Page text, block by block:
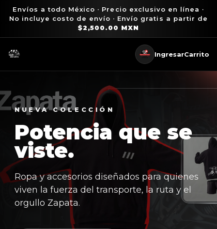
Envíos a todo México · Precio exclusivo en línea ·
No incluye costo de envío · Envío gratis a partir de
$2,500.00 MXN
IngresarCarrito
NUEVA COLECCIÓN
Potencia que se
viste.
Ropa y accesorios diseñados para quienes
viven la fuerza del transporte, la ruta y el
orgullo Zapata.